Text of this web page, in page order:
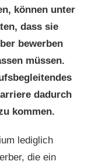
können unter
dass sie
bewerben
müssen.
dadurch
kommen.
lediglich
die ein